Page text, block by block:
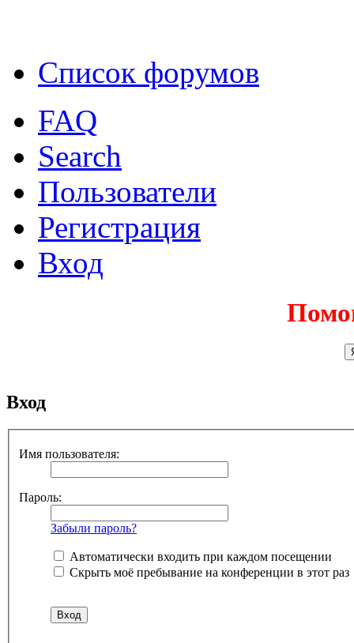
Список форумов
FAQ
Search
Пользователи
Регистрация
Вход
Вход
Имя пользователя:
Пароль:
Забыли пароль?
Автоматически входить при каждом посещении
Скрыть моё пребывание на конференции в этот раз